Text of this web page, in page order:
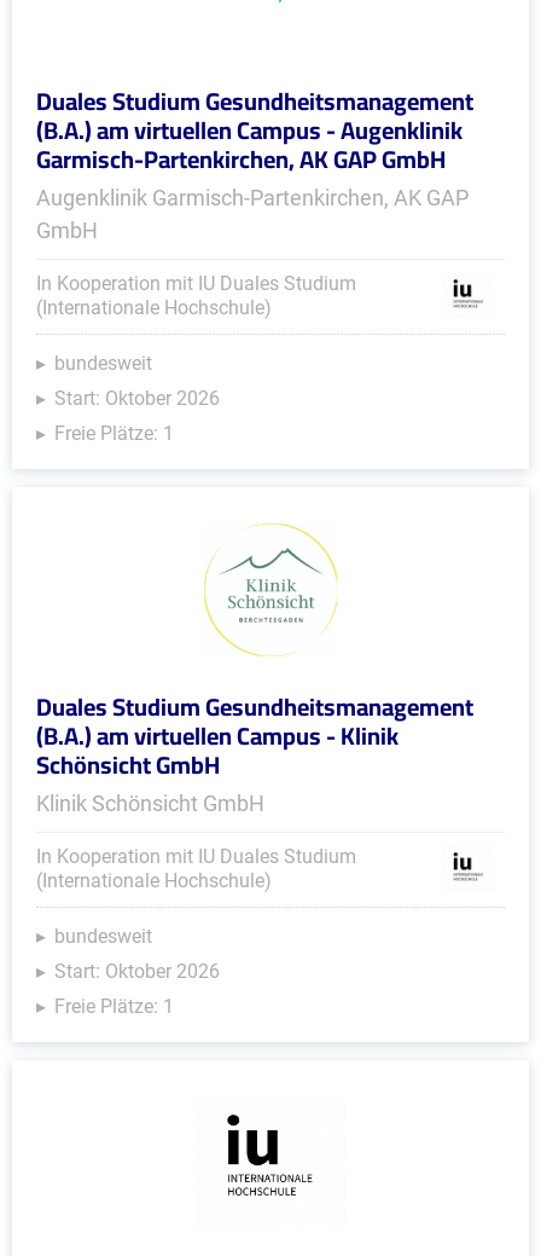
Duales Studium Gesundheitsmanagement
(B.A.) am virtuellen Campus - Augenklinik
Garmisch-Partenkirchen, AK GAP GmbH
Augenklinik Garmisch-Partenkirchen, AK GAP
GmbH
In Kooperation mit IU Duales Studium
(Internationale Hochschule)
bundesweit
Start: Oktober 2026
Freie Plätze: 1
Duales Studium Gesundheitsmanagement
(B.A.) am virtuellen Campus - Klinik
Schönsicht GmbH
Klinik Schönsicht GmbH
In Kooperation mit IU Duales Studium
(Internationale Hochschule)
bundesweit
Start: Oktober 2026
Freie Plätze: 1